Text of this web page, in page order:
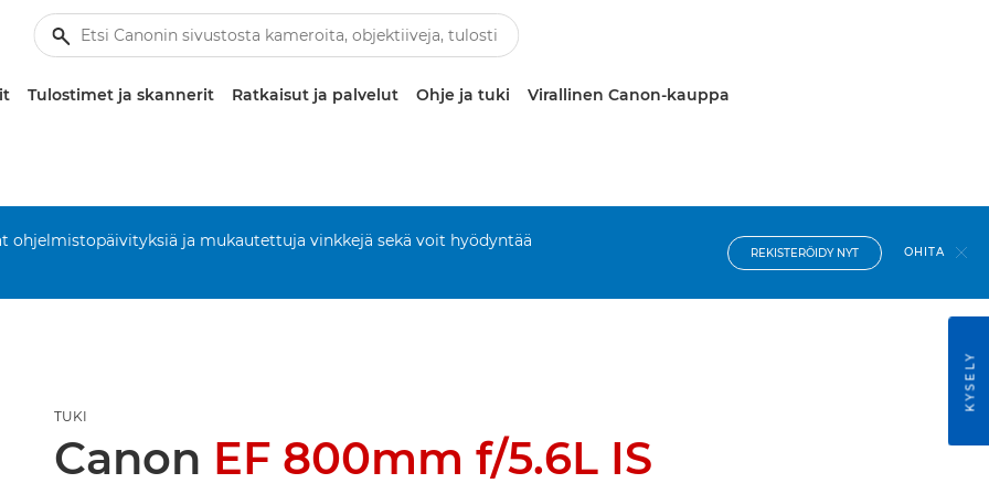
Tulostimet ja skannerit Ratkaisut ja palvelut Ohje ja tuki Virallinen Canon-kauppa
ohjelmistopäivityksiä ja mukautettuja vinkkejä sekä voit hyödyntää
REKISTERÖIDY NYT OHITA
TUKI
Canon EF 800mm f/5.6L IS
KYSELY